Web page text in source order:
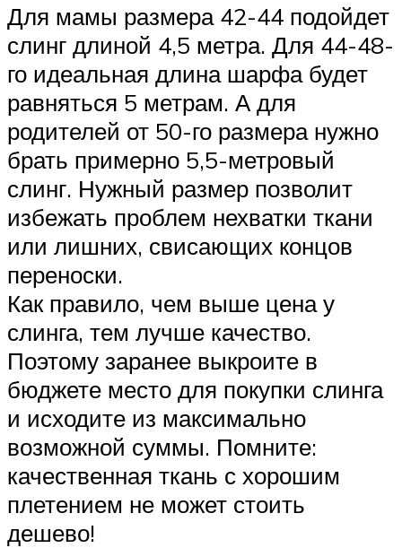
Для мамы размера 42-44 подойдет
слинг длиной 4,5 метра. Для 44-48-
го идеальная длина шарфа будет
равняться 5 метрам. А для
родителей от 50-го размера нужно
брать примерно 5,5-метровый
слинг. Нужный размер позволит
избежать проблем нехватки ткани
или лишних, свисающих концов
переноски.
Как правило, чем выше цена у
слинга, тем лучше качество.
Поэтому заранее выкроите в
бюджете место для покупки слинга
и исходите из максимально
возможной суммы. Помните:
качественная ткань с хорошим
плетением не может стоить
дешево!